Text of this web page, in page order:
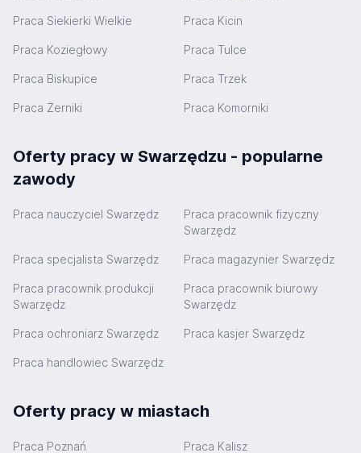
Praca Siekierki Wielkie Praca Kicin
Praca Koziegłowy Praca Tulce
Praca Biskupice Praca Trzek
Praca Żerniki Praca Komorniki
Oferty pracy w Swarzędzu - popularne
zawody
Praca nauczyciel Swarzędz
Praca pracownik fizyczny
Swarzędz
Praca specjalista Swarzędz Praca magazynier Swarzędz
Praca pracownik produkcji
Swarzędz
Praca pracownik biurowy
Swarzędz
Praca ochroniarz Swarzędz Praca kasjer Swarzędz
Praca handlowiec Swarzędz
Oferty pracy w miastach
Praca Poznań Praca Kalisz